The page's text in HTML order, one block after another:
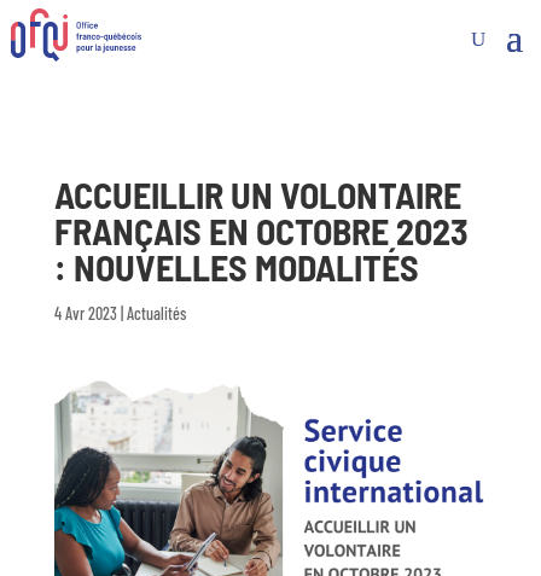
ACCUEILLIR UN VOLONTAIRE
FRANÇAIS EN OCTOBRE 2023
: NOUVELLES MODALITÉS
4 Avr 2023| Actualités